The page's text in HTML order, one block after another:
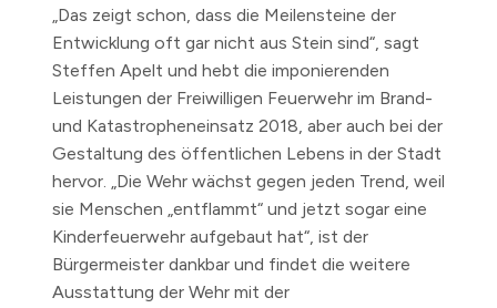
„Das zeigt schon, dass die Meilensteine der
Entwicklung oft gar nicht aus Stein sind“, sagt
Steffen Apelt und hebt die imponierenden
Leistungen der Freiwilligen Feuerwehr im Brand-
und Katastropheneinsatz 2018, aber auch bei der
Gestaltung des öffentlichen Lebens in der Stadt
hervor. „Die Wehr wächst gegen jeden Trend, weil
sie Menschen „entflammt“ und jetzt sogar eine
Kinderfeuerwehr aufgebaut hat“, ist der
Bürgermeister dankbar und findet die weitere
Ausstattung der Wehr mit der